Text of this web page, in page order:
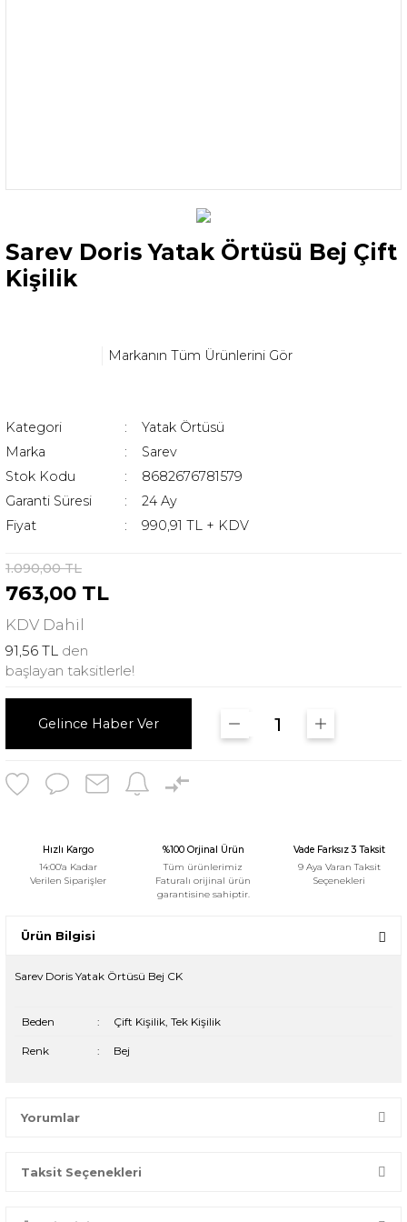
Sarev Doris Yatak Örtüsü Bej Çift
Kişilik
Markanın Tüm Ürünlerini Gör
Kategori
Yatak Örtüsü
Marka
Sarev
Stok Kodu
8682676781579
Garanti Süresi
24 Ay
Fiyat
990,91 TL + KDV
1.090,00 TL
763,00 TL
KDV Dahil
91,56 TL den
başlayan taksitlerle!
Gelince Haber Ver
Hızlı Kargo
14:00'a Kadar
Verilen Siparişler
%100 Orjinal Ürün
Tüm ürünlerimiz
Faturalı orijinal ürün
garantisine sahiptir.
Vade Farksız 3 Taksit
9 Aya Varan Taksit
Seçenekleri
Ürün Bilgisi
Sarev Doris Yatak Örtüsü Bej CK
Beden : Çift Kişilik, Tek Kişilik
Renk : Bej
Yorumlar
Bir dakikanızı ayırın, yorumunuzla başkalarının doğru seçim
Taksit Seçenekleri